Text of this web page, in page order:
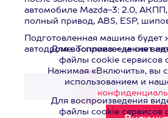
автомобиле Mazda-3: 2.0,
полный привод, ABS, ESP,
Подготовленная машина будет
автодроме. Топливо - за счет
Смотреть
Для воспроизведения
файлы cookie сервисов
Нажимая «Включить», вы
использованием и
Для воспроизведения
файлы cookie сервисов